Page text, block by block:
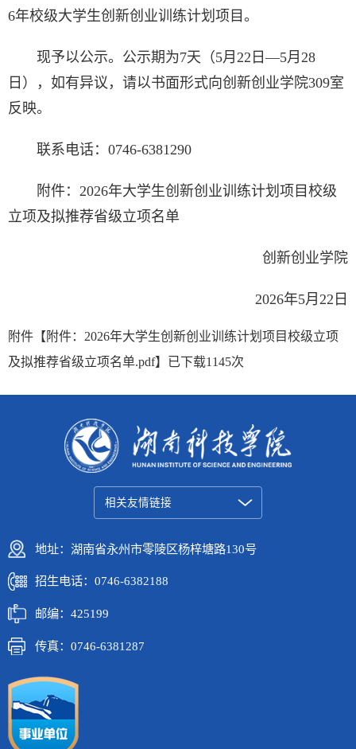
6年校级大学生创新创业训练计划项目。
现予以公示。公示期为7天（5月22日—5月28
日），如有异议，请以书面形式向创新创业学院309室
反映。
联系电话：0746-6381290
附件：2026年大学生创新创业训练计划项目校级
立项及拟推荐省级立项名单
创新创业学院
2026年5月22日
附件【 附件：2026年大学生创新创业训练计划项目校级立项
及拟推荐省级立项名单.pdf】已下载1145次
相关友情链接
地址：湖南省永州市零陵区杨梓塘路130号
招生电话：0746-6382188
邮编：425199
传真：0746-6381287